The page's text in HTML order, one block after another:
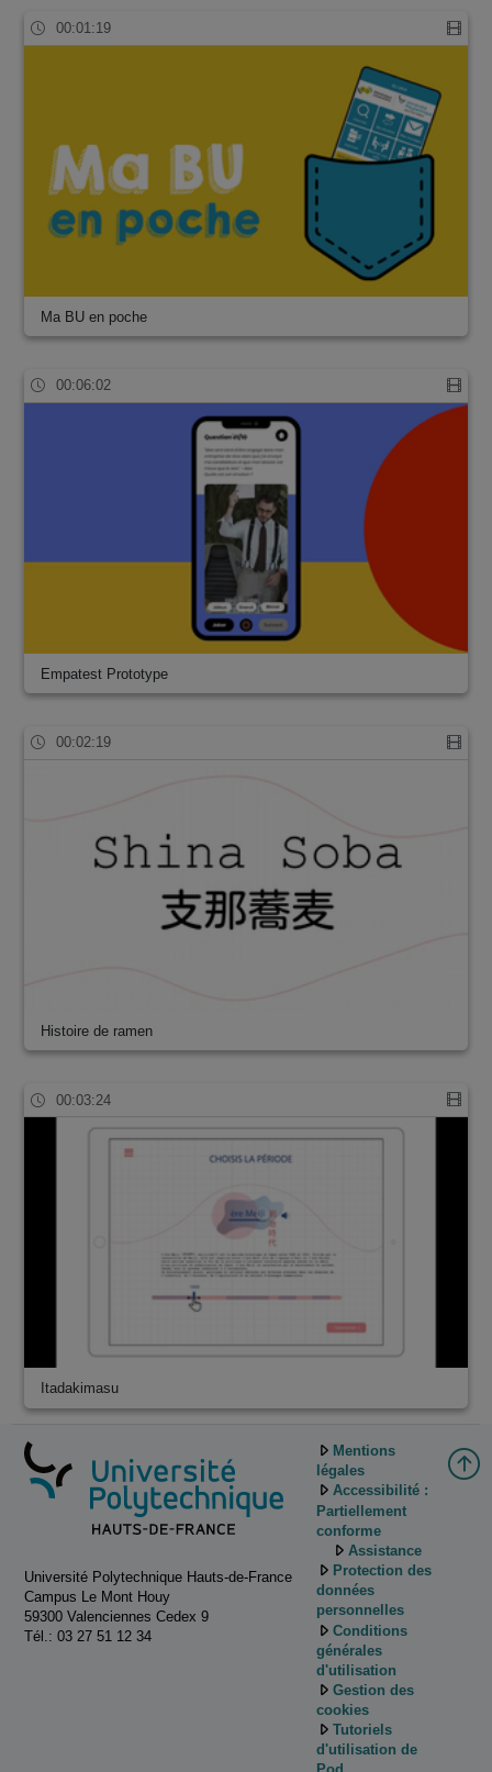
00:01:19
Ma BU en poche
00:06:02
Empatest Prototype
00:02:19
Histoire de ramen
00:03:24
Itadakimasu
Université Polytechnique Hauts-de-France
Campus Le Mont Houy
59300 Valenciennes Cedex 9
Tél.: 03 27 51 12 34
Mentions
légales
Accessibilité :
Partiellement
conforme
Assistance
Protection des
données
personnelles
Conditions
générales
d'utilisation
Gestion des
cookies
Tutoriels
d'utilisation de